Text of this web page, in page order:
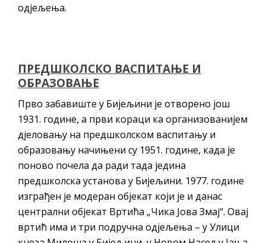
одјељења.
ПРЕДШКОЛСКО ВАСПИТАЊЕ И
ОБРАЗОВАЊЕ
Прво забавиште у Бијељини је отворено још
1931. године, а први кораци ка организованијем
дјеловању на предшколском васпитању и
образовању начињени су 1951. године, када је
поново почела да ради тада једина
предшколска установа у Бијељини. 1977. године
изграђен je модеран објекат који је и данас
централни објекат Вртића „Чика Јова Змај“. Овај
вртић има и три подручна одјељења – у Улици